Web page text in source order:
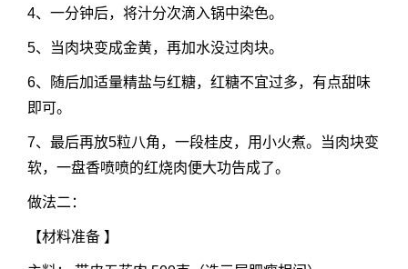
4、一分钟后，将汁分次滴入锅中染色。
5、当肉块变成金黄，再加水没过肉块。
6、随后加适量精盐与红糖，红糖不宜过多，有点甜味
即可。
7、最后再放5粒八角，一段桂皮，用小火煮。当肉块变
软，一盘香喷喷的红烧肉便大功告成了。
做法二：
【材料准备 】